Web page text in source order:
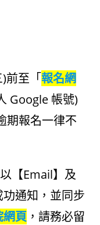
前至「報名網
Google 帳號)
期報名一律不
【Email】及
功通知，並同步
網頁 ，請務必留